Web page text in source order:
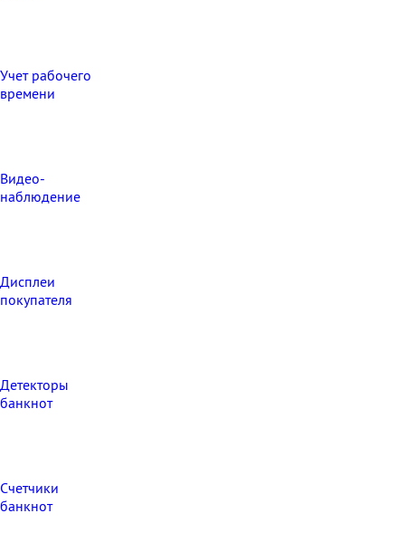
Учет рабочего
времени
Видео‑
наблюдение
Дисплеи
покупателя
Детекторы
банкнот
Счетчики
банкнот